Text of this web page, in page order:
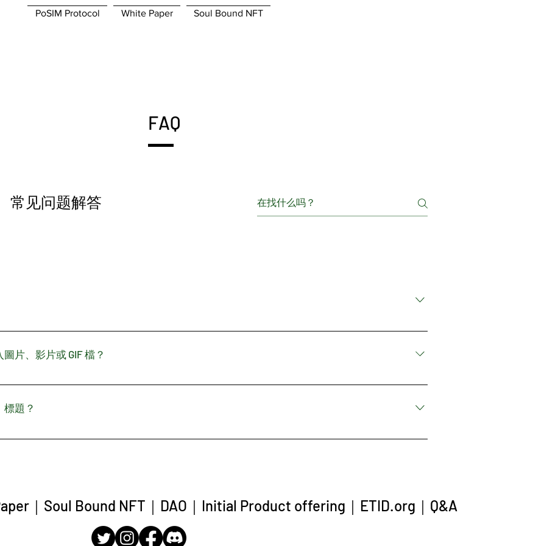
PoSIM Protocol White Paper Soul Bound NFT
FAQ
常见问题解答
步驟： 按一下「管理常見問題」按鈕 在網站管理介面，按一下「新增」並選取「問題與答案」選
片、影片或 GIF 檔？
從以下步驟： 輸入應用程式設定 按一下「管理常見問題」 建立或選取要新增媒體檔案的問題
題？
輯標題。如不想顯示標題，您可在「要顯示的資訊」中把標題停用。
｜ Soul Bound NFT ｜ DAO ｜ Initial Product offering ｜ ETID.org ｜ Q&A